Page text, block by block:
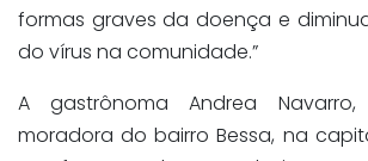
formas graves da doença e
do vírus na comunidade.”
A gastrônoma Andrea
moradora do bairro Bessa, na